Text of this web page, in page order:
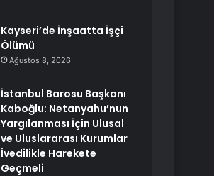
Kayseri’de İnşaatta İşçi
Ölümü
Ağustos 8, 2026
İstanbul Barosu Başkanı
Kaboğlu: Netanyahu’nun
Yargılanması İçin Ulusal
ve Uluslararası Kurumlar
İvedilikle Harekete
Geçmeli